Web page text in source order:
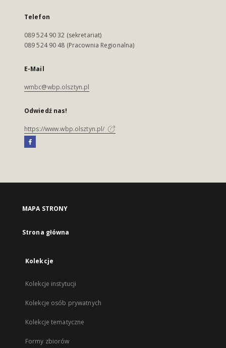
Telefon
089 524 90 32 (sekretariat)
089 524 90 48 (Pracownia Regionalna)
E-Mail
wmbc@wbp.olsztyn.pl
Odwiedź nas!
https://www.wbp.olsztyn.pl/
MAPA STRONY
Strona główna
Kolekcje
Kolekcje instytucji
Kolekcje osób prywatnych
Kolekcje tematyczne
Formy zbiorów